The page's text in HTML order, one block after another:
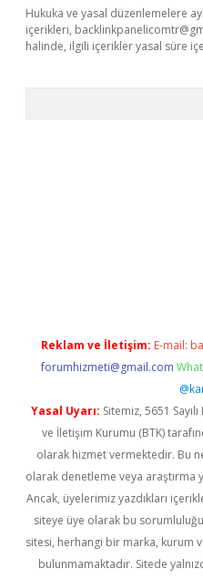
Hukuka ve yasal düzenlemelere
içerikleri,
halinde, ilgili içerikler yasal süre
Reklam ve İletişim: E-mail:
forumhizmeti@gmail.com
Yasal Uyarı: Sitemiz, 5651
ve İletişim Kurumu (BTK)
olarak hizmet vermektedir. Bu
olarak denetleme veya araştırma
Ancak, üyelerimiz yazdıkları
siteye üye olarak bu
sitesi, herhangi bir marka, kurum
bulunmamaktadır. Sitede